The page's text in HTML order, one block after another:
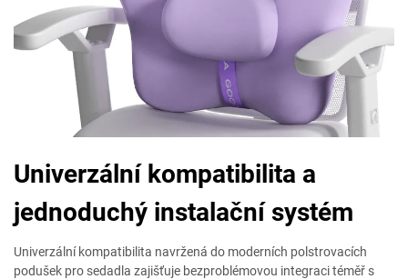
Univerzální kompatibilita a
jednoduchý instalační systém
Univerzální kompatibilita navržená do moderních polstrovacích
podušek pro sedadla zajišťuje bezproblémovou integraci téměř s